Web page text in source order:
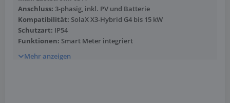
Anschluss: 3-phasig, inkl. PV und Batterie
Kompatibilität: SolaX X3-Hybrid G4 bis 15 kW
Schutzart: IP54
Funktionen: Smart Meter integriert
Mehr anzeigen